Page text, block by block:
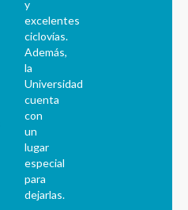
y
excelentes
ciclovías.
Además,
la
Universidad
cuenta
con
un
lugar
especial
para
dejarlas.